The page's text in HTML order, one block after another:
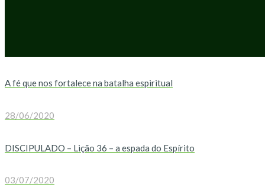
A fé que nos fortalece na batalha espiritual
28/06/2020
DISCIPULADO – Lição 36 – a espada do Espírito
03/07/2020